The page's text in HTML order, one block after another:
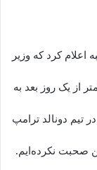
کرد که وزیر
از یک روز بعد به
تیم دونالد ترامپ
صحبت نکرده‌ایم.